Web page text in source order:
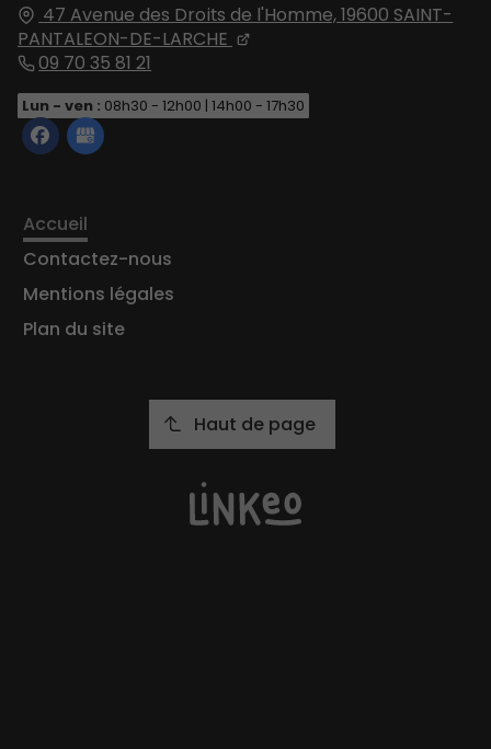
47 Avenue des Droits de l'Homme,19600 SAINT-
PANTALEON-DE-LARCHE
09 70 35 81 21
Lun - ven : 08h30 - 12h00 | 14h00 - 17h30
Accueil
Contactez-nous
Mentions légales
Plan du site
Haut de page